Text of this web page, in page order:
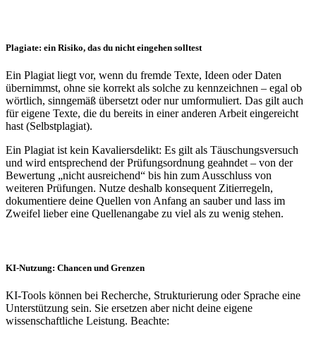
Plagiate: ein Risiko, das du nicht eingehen solltest
Ein Plagiat liegt vor, wenn du fremde Texte, Ideen oder Daten
übernimmst, ohne sie korrekt als solche zu kennzeichnen – egal ob
wörtlich, sinngemäß übersetzt oder nur umformuliert. Das gilt auch
für eigene Texte, die du bereits in einer anderen Arbeit eingereicht
hast (Selbstplagiat).
Ein Plagiat ist kein Kavaliersdelikt: Es gilt als Täuschungsversuch
und wird entsprechend der Prüfungsordnung geahndet – von der
Bewertung „nicht ausreichend“ bis hin zum Ausschluss von
weiteren Prüfungen. Nutze deshalb konsequent Zitierregeln,
dokumentiere deine Quellen von Anfang an sauber und lass im
Zweifel lieber eine Quellenangabe zu viel als zu wenig stehen.
KI-Nutzung: Chancen und Grenzen
KI-Tools können bei Recherche, Strukturierung oder Sprache eine
Unterstützung sein. Sie ersetzen aber nicht deine eigene
wissenschaftliche Leistung. Beachte: